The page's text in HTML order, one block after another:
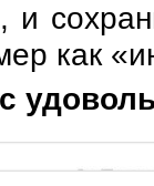
и
как